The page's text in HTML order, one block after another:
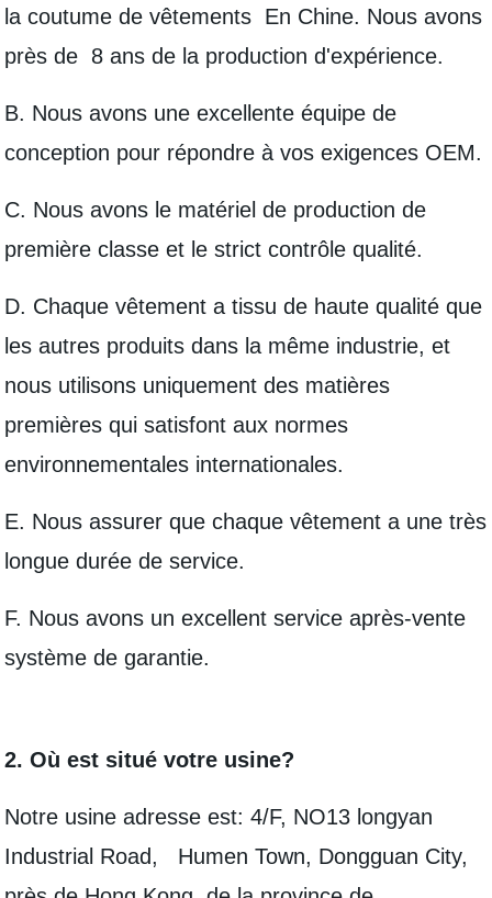
la coutume de vêtements En Chine. Nous avons
près de 8 ans de la production d'expérience.
B. Nous avons une excellente équipe de
conception pour répondre à vos exigences OEM.
C. Nous avons le matériel de production de
première classe et le strict contrôle qualité.
D. Chaque vêtement a tissu de haute qualité que
les autres produits dans la même industrie, et
nous utilisons uniquement des matières
premières qui satisfont aux normes
environnementales internationales.
E. Nous assurer que chaque vêtement a une très
longue durée de service.
F. Nous avons un excellent service après-vente
système de garantie.
2. Où est situé votre usine?
Notre usine adresse est: 4/F, NO13 longyan
Industrial Road, Humen Town, Dongguan City,